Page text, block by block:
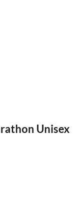
Unisex